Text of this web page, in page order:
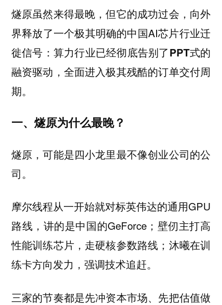
燧原虽然来得最晚，但它的成功过会，向外
界释放了一个极其明确的中国AI芯片行业迁
徙信号： 算力行业已经彻底告别了PPT式的
融资驱动，全面进入极其残酷的订单交付周
期。
一、燧原为什么最晚？
燧原，可能是四小龙里最不像创业公司的公
司。
摩尔线程从一开始就对标英伟达的通用GPU
路线，讲的是中国的GeForce；壁仞主打高
性能训练芯片，走硬核参数路线；沐曦在训
练卡方向发力，强调技术追赶。
三家的节奏都是先冲资本市场、先把估值做